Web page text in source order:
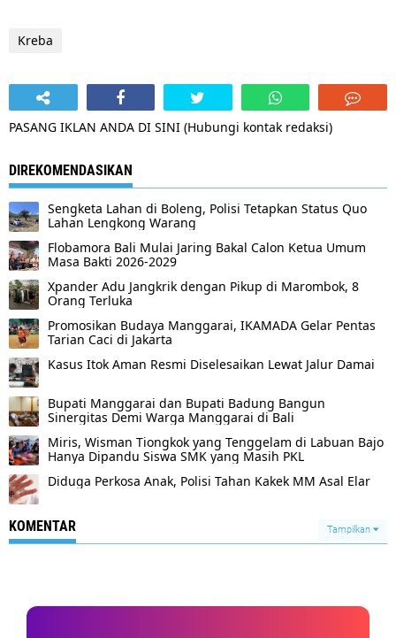
Kreba
PASANG IKLAN ANDA DI SINI (Hubungi kontak redaksi)
DIREKOMENDASIKAN
Sengketa Lahan di Boleng, Polisi Tetapkan Status Quo
Lahan Lengkong Warang
Flobamora Bali Mulai Jaring Bakal Calon Ketua Umum
Masa Bakti 2026-2029
Xpander Adu Jangkrik dengan Pikup di Marombok, 8
Orang Terluka
Promosikan Budaya Manggarai, IKAMADA Gelar Pentas
Tarian Caci di Jakarta
Kasus Itok Aman Resmi Diselesaikan Lewat Jalur Damai
Bupati Manggarai dan Bupati Badung Bangun
Sinergitas Demi Warga Manggarai di Bali
Miris, Wisman Tiongkok yang Tenggelam di Labuan Bajo
Hanya Dipandu Siswa SMK yang Masih PKL
Diduga Perkosa Anak, Polisi Tahan Kakek MM Asal Elar
KOMENTAR Tampilkan